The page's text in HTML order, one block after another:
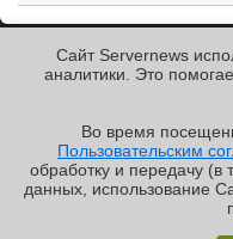
« Назад к ленте
Copyright ©2010-2026
Servernews.Пользовательское
соглашение
Сайт Servernews
аналитики. Это
Во время
Пользовательским
обработку и передачу (в
данных, использование